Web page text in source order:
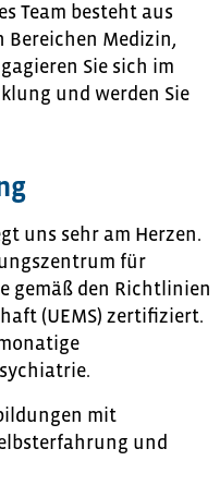
Team besteht aus
Bereichen Medizin,
Sie sich im
und werden Sie
uns sehr am Herzen.
für
gemäß den Richtlinien
(UEMS) zertifiziert.
mit
und